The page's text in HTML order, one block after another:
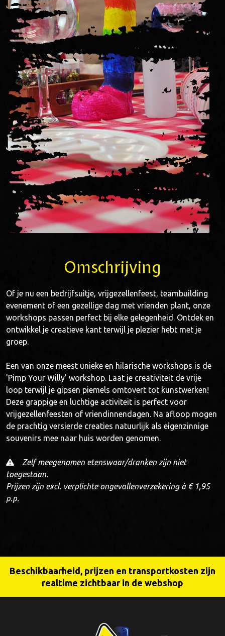
Omschrijving
Of je nu een bedrijfsuitje, vrijgezellenfeest, teambuilding
evenement of een gezellige dag met vrienden plant, onze
workshops passen perfect bij elke gelegenheid. Ontdek en
ontwikkel je creatieve kant terwijl je plezier hebt met je
groep.
Een van onze meest unieke en hilarische workshops is de
'Pimp Your Willy' workshop. Laat je creativiteit de vrije
loop terwijl je gipsen piemels omtovert tot kunstwerken!
Deze grappige en luchtige activiteit is perfect voor
vrijgezellenfeesten of vriendinnendagen. Na afloop mogen
de prachtig versierde creaties natuurlijk als eigenzinnige
souvenirs mee naar huis worden genomen.
Zelf meegenomen etenswaar/dranken zijn niet
toegestaan.
Prijzen zijn excl. verplichte ongevallenverzekering à € 1,95
p.p.
Beschikbaarheid, prijzen en transportkosten zijn
realtime zichtbaar in de webshop